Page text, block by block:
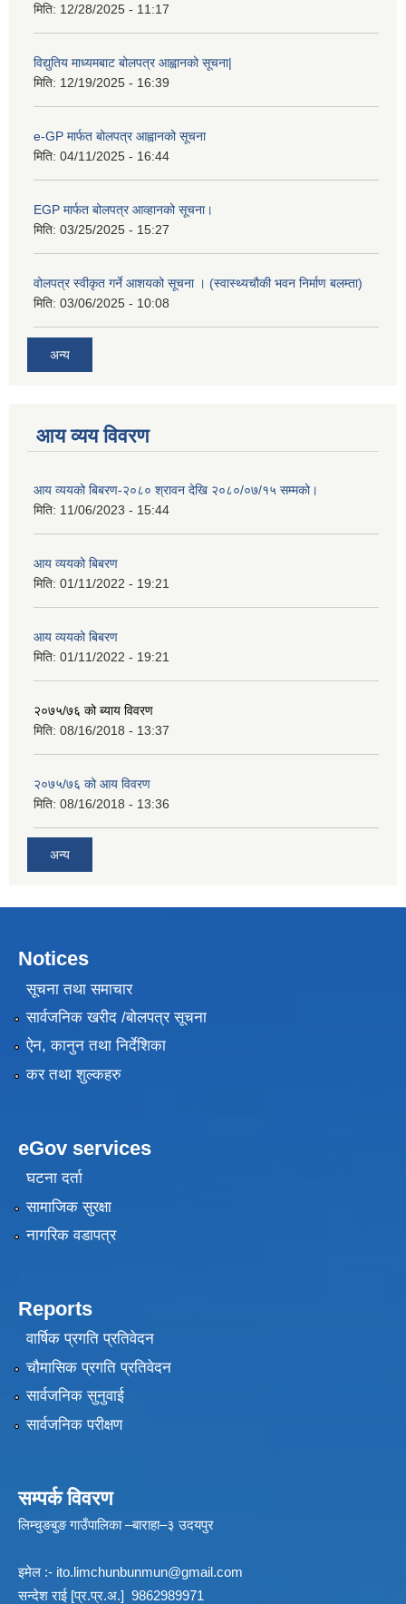
मिति: 12/28/2025 - 11:17
विद्युतिय माध्यमबाट बोलपत्र आह्वानको सूचना|
मिति: 12/19/2025 - 16:39
e-GP मार्फत बोलपत्र आह्वानको सूचना
मिति: 04/11/2025 - 16:44
EGP मार्फत बोलपत्र आव्हानको सूचना।
मिति: 03/25/2025 - 15:27
वोलपत्र स्वीकृत गर्ने आशयको सूचना । (स्वास्थ्यचौकी भवन निर्माण बलम्ता)
मिति: 03/06/2025 - 10:08
अन्य
आय व्यय विवरण
आय व्ययको बिबरण-२०८० श्रावन देखि २०८०/०७/१५ सम्मको।
मिति: 11/06/2023 - 15:44
आय व्ययको बिबरण
मिति: 01/11/2022 - 19:21
आय व्ययको बिबरण
मिति: 01/11/2022 - 19:21
२०७५/७६ को ब्याय विवरण
मिति: 08/16/2018 - 13:37
२०७५/७६ को आय विवरण
मिति: 08/16/2018 - 13:36
अन्य
Notices
सूचना तथा समाचार
सार्वजनिक खरीद /बोलपत्र सूचना
ऐन, कानुन तथा निर्देशिका
कर तथा शुल्कहरु
eGov services
घटना दर्ता
सामाजिक सुरक्षा
नागरिक वडापत्र
Reports
वार्षिक प्रगति प्रतिवेदन
चौमासिक प्रगति प्रतिवेदन
सार्वजनिक सुनुवाई
सार्वजनिक परीक्षण
सम्पर्क विवरण
लिम्चुङबुङ गाउँपालिका –बाराहा–३ उदयपुर
इमेल :- ito.limchunbunmun@gmail.com
सन्देश राई [प्र.प्र.अ.] 9862989971